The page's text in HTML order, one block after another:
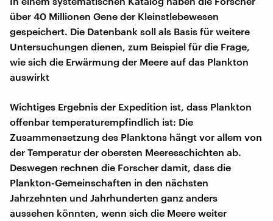
über 40 Millionen Gene der Kleinstlebewesen
gespeichert. Die Datenbank soll als Basis für weitere
Untersuchungen dienen, zum Beispiel für die Frage,
wie sich die Erwärmung der Meere auf das Plankton
auswirkt
Wichtiges Ergebnis der Expedition ist, dass Plankton
offenbar temperaturempfindlich ist: Die
Zusammensetzung des Planktons hängt vor allem von
der Temperatur der obersten Meeresschichten ab.
Deswegen rechnen die Forscher damit, dass die
Plankton-Gemeinschaften in den nächsten
Jahrzehnten und Jahrhunderten ganz anders
aussehen könnten, wenn sich die Meere weiter